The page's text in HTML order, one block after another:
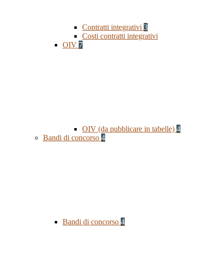
Contratti integrativi 3
Costi contratti integrativi
OIV 7
OIV (da pubblicare in tabelle) 4
Bandi di concorso 4
Bandi di concorso 4